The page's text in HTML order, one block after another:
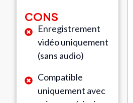
CONS
Enregistrement
vidéo uniquement
(sans audio)
Compatible
uniquement avec